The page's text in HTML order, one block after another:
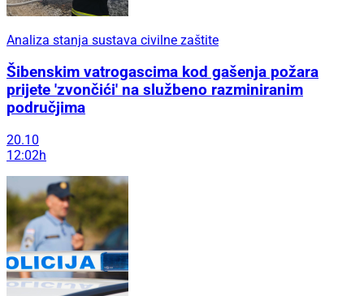
Analiza stanja sustava civilne zaštite
Šibenskim vatrogascima kod gašenja požara
prijete 'zvončići' na službeno razminiranim
područjima
20.10
12:02h